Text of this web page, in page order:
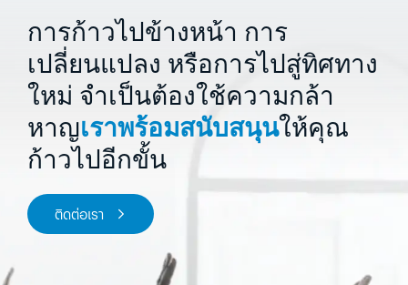
การก้าวไปข้างหน้า การ
เปลี่ยนแปลง หรือการไปสู่ทิศทาง
ใหม่ จำเป็นต้องใช้ความกล้า
หาญเราพร้อมสนับสนุนให้คุณ
ก้าวไปอีกขั้น
ติดต่อเรา